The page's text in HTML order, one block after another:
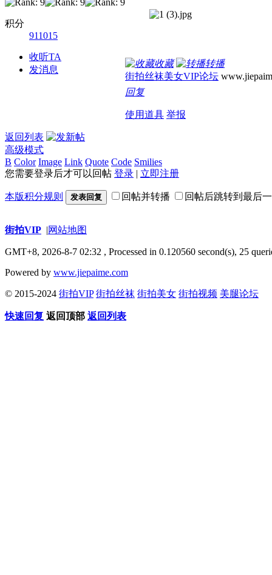
积分
911015
收听TA
发消息
收藏
转播
街拍丝袜美女VIP论坛
回复
使用道具 举报
返回列表
高级模式
B Color Image Link Quote Code Smilies
您需要登录后才可以回帖 登录 | 立即注册
本版积分规则 发表回复 回帖并转播 回帖后跳转到最后
街拍VIP |网站地图
GMT+8, 2026-8-7 02:32 , Processed in 0.120560 second(s), 25
Powered by www.jiepaime.com
© 2015-2024 街拍VIP 街拍丝袜 街拍美女 街拍视频 美腿论坛
快速回复 返回顶部 返回列表